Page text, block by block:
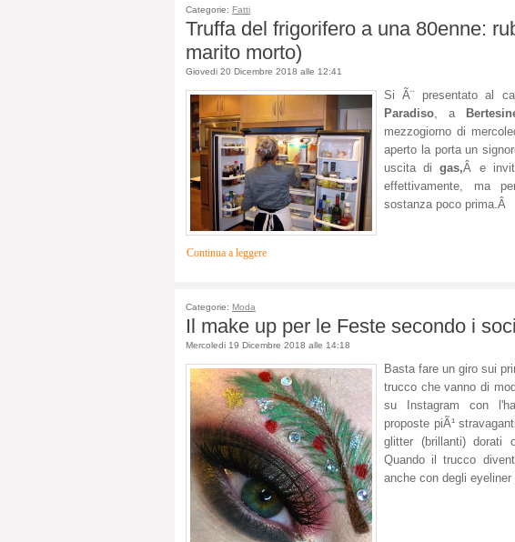
Categorie: Fatti
Truffa del frigorifero a una 80enne:
marito morto)
Giovedi 20 Dicembre 2018 alle 12:41
Si Ã¨ presentato al
Paradiso, a
mezzogiorno di
aperto la porta un
uscita digas,Â e
effettivamente, ma
sostanza poco prima.Â
Continua a leggere
Categorie: Moda
Il make up per le Feste secondo i
Mercoledi 19 Dicembre 2018 alle 14:18
Basta fare un giro sui
trucco che vanno di
su Instagram con
proposte piÃ¹
glitter (brillanti) dorati
Quando il trucco
anche con degli